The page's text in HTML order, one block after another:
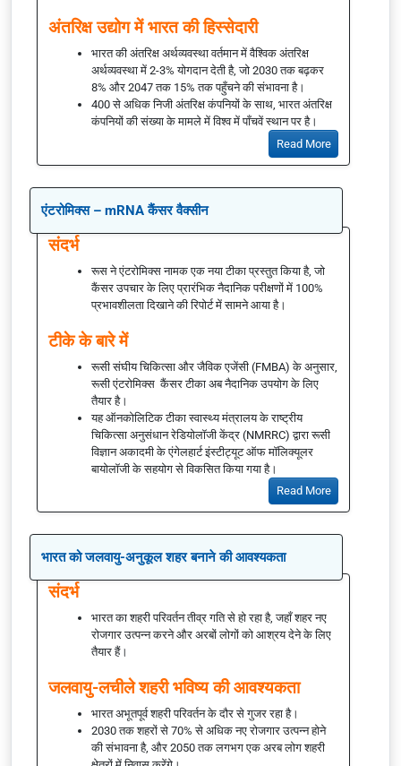
अंतरिक्ष उद्योग में भारत की हिस्सेदारी
भारत की अंतरिक्ष अर्थव्यवस्था वर्तमान में वैश्विक अंतरिक्ष
अर्थव्यवस्था में 2-3% योगदान देती है, जो 2030 तक बढ़कर
8% और 2047 तक 15% तक पहुँचने की संभावना है।
400 से अधिक निजी अंतरिक्ष कंपनियों के साथ, भारत अंतरिक्ष
कंपनियों की संख्या के मामले में विश्व में पाँचवें स्थान पर है।
Read More
एंटरोमिक्स – mRNA कैंसर वैक्सीन
संदर्भ
रूस ने एंटरोमिक्स नामक एक नया टीका प्रस्तुत किया है, जो
कैंसर उपचार के लिए प्रारंभिक नैदानिक परीक्षणों में 100%
प्रभावशीलता दिखाने की रिपोर्ट में सामने आया है।
टीके के बारे में
रूसी संघीय चिकित्सा और जैविक एजेंसी (FMBA) के अनुसार,
रूसी एंटरोमिक्स कैंसर टीका अब नैदानिक उपयोग के लिए
तैयार है।
यह ऑनकोलिटिक टीका स्वास्थ्य मंत्रालय के राष्ट्रीय
चिकित्सा अनुसंधान रेडियोलॉजी केंद्र (NMRRC) द्वारा रूसी
विज्ञान अकादमी के एंगेलहार्ट इंस्टीट्यूट ऑफ मॉलिक्यूलर
बायोलॉजी के सहयोग से विकसित किया गया है।
Read More
भारत को जलवायु-अनुकूल शहर बनाने की आवश्यकता
संदर्भ
भारत का शहरी परिवर्तन तीव्र गति से हो रहा है, जहाँ शहर नए
रोजगार उत्पन्न करने और अरबों लोगों को आश्रय देने के लिए
तैयार हैं।
जलवायु-लचीले शहरी भविष्य की आवश्यकता
भारत अभूतपूर्व शहरी परिवर्तन के दौर से गुजर रहा है।
2030 तक शहरों से 70% से अधिक नए रोजगार उत्पन्न होने
की संभावना है, और 2050 तक लगभग एक अरब लोग शहरी